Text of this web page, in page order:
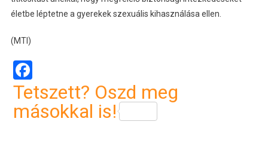
életbe léptetne a gyerekek szexuális kihasználása ellen.
(MTI)
Tetszett? Oszd meg
másokkal is!